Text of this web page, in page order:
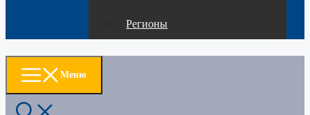
Регионы
Меню